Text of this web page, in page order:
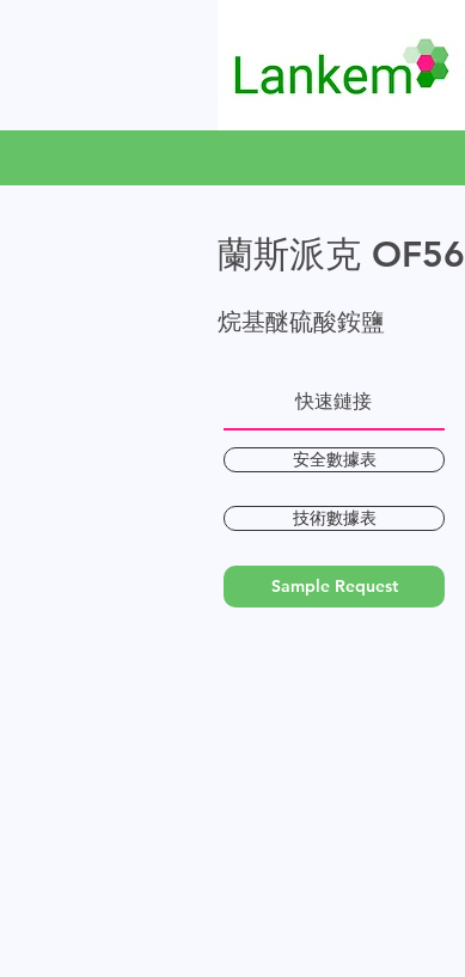
蘭斯派克 OF56
烷基醚硫酸銨鹽
快速鏈接
安全數據表
技術數據表
Sample Request